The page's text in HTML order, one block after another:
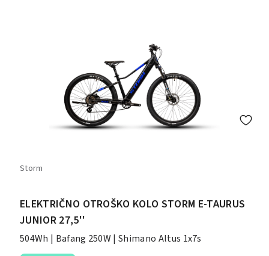
Storm
ELEKTRIČNO OTROŠKO KOLO STORM E-TAURUS
JUNIOR 27,5''
504Wh | Bafang 250W | Shimano Altus 1x7s